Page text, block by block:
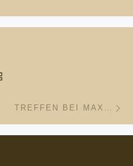
TREFFEN BEI MAX…